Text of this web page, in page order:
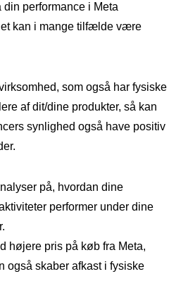
din performance i Meta
kan i mange tilfælde være
som også har fysiske
af dit/dine produkter, så kan
synlighed også have positiv
på, hvordan dine
performer under dine
højere pris på køb fra Meta,
også skaber afkast i fysiske